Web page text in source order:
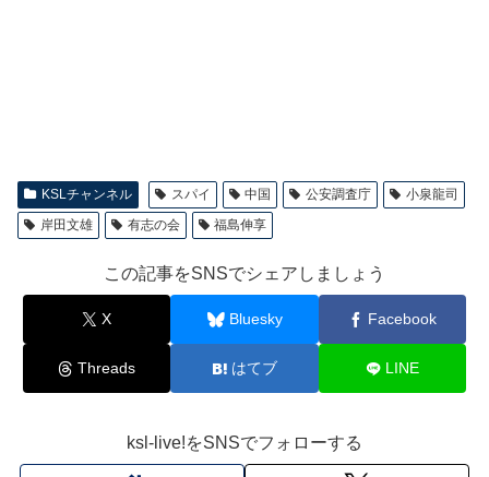
KSLチャンネル スパイ 中国 公安調査庁
小泉龍司
岸田文雄
有志の会 福島伸享
この記事をSNSでシェアしましょう
X Bluesky Facebook
Threads はてブ LINE
ksl-live!をSNSでフォローする